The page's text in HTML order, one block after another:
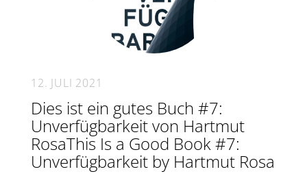
12. JULI 2021
Dies ist ein gutes Buch #7:
Unverfügbarkeit von Hartmut
RosaThis Is a Good Book #7:
Unverfügbarkeit by Hartmut Rosa